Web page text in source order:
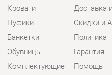
КОНТАКТЫ
Шоурум и склад самовывоза
Адрес: г. Екатеринбург, пер.
Базовый, 47